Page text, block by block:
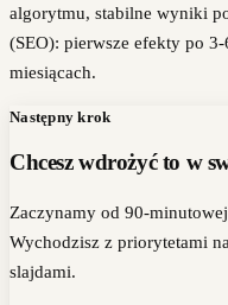
algorytmu, stabilne wyniki
(SEO): pierwsze efekty po
miesiącach.
Następny krok
Chcesz wdrożyć to w
Zaczynamy od 90-
Wychodzisz z priorytetami
slajdami.